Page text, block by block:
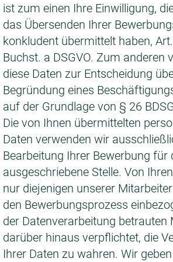
ist zum einen Ihre Einwilligung,
das Übersenden Ihrer
konkludent übermittelt haben,
Buchst. a DSGVO. Zum anderen
diese Daten zur Entscheidung
Begründung eines
auf der Grundlage von § 26
Die von Ihnen übermittelten
Daten verwenden wir
Bearbeitung Ihrer Bewerbung für
ausgeschriebene Stelle. Von
nur diejenigen unserer
den Bewerbungsprozess
der Datenverarbeitung betrauten
darüber hinaus verpflichtet, die
Ihrer Daten zu wahren. Wir